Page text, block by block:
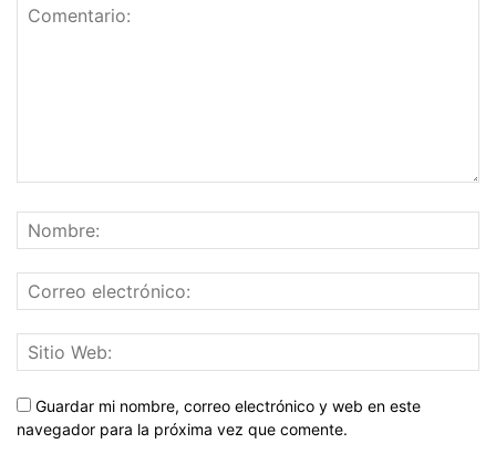
Guardar mi nombre, correo electrónico y web en este
navegador para la próxima vez que comente.